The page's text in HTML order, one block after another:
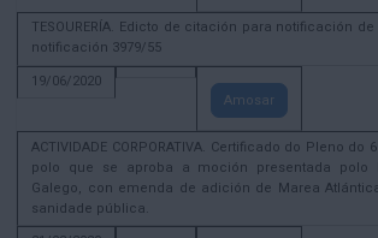
TESOURERÍA. Edicto de citación para notificación
notificación 3979/55
19/06/2020
Amosar
ACTIVIDADE CORPORATIVA. Certificado do Pleno do
polo que se aproba a moción presentada polo
Galego, con emenda de adición de Marea
sanidade pública.